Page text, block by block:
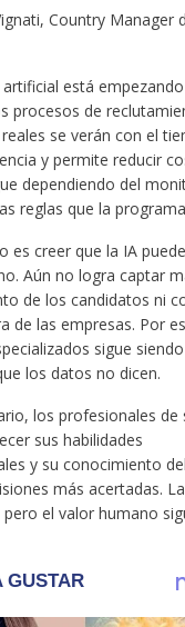
Country Manager
está
procesos de
se verán con el
y permite reducir
dependiendo del
reglas que la
es creer que la IA
Aún no logra captar
de los candidatos ni
de las empresas. Por
sigue
los datos no dicen.
los profesionales de
sus habilidades
y su conocimiento
más acertadas.
el valor humano